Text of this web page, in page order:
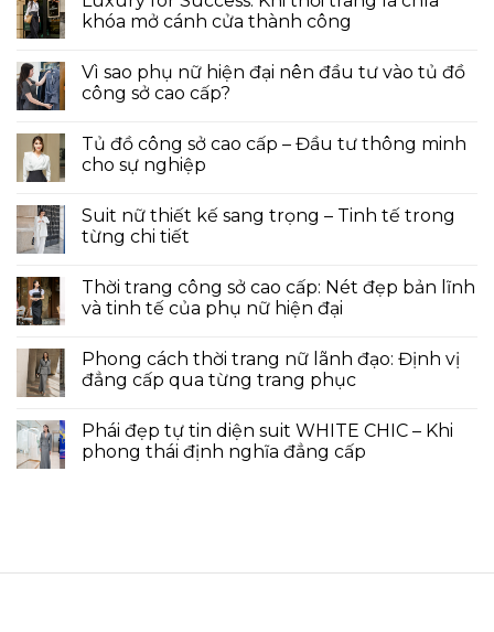
khóa mở cánh cửa thành công
Vì sao phụ nữ hiện đại nên đầu tư vào tủ đồ
công sở cao cấp?
Tủ đồ công sở cao cấp – Đầu tư thông minh
cho sự nghiệp
Suit nữ thiết kế sang trọng – Tinh tế trong
từng chi tiết
Thời trang công sở cao cấp: Nét đẹp bản lĩnh
và tinh tế của phụ nữ hiện đại
Phong cách thời trang nữ lãnh đạo: Định vị
đẳng cấp qua từng trang phục
Phái đẹp tự tin diện suit WHITE CHIC – Khi
phong thái định nghĩa đẳng cấp